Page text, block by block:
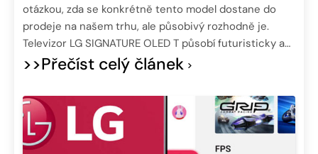
otázkou, zda se konkrétně tento model dostane do
prodeje na našem trhu, ale působivý rozhodně je.
Televizor LG SIGNATURE OLED T působí futuristicky a…
>>Přečíst celý článek